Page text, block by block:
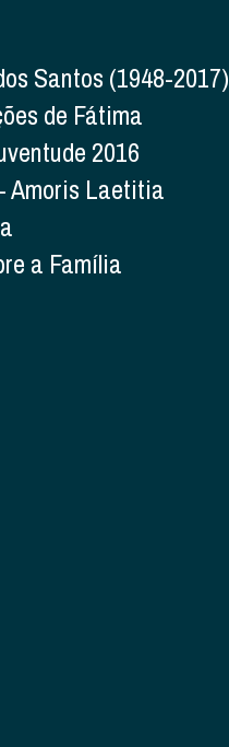
Santos (1948-2017)
de Fátima
2016
Amoris Laetitia
a Família